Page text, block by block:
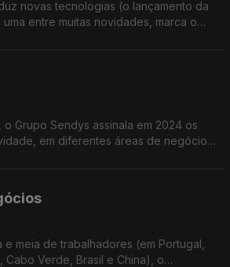
novas tecnologias (o lançamento da
uma entre muitas novidades, marca o
Grupo Sendys assinala em 2024 os
em diferentes áreas de negócios,
e meia de trabalhadores (em Portugal,
Cabo Verde, Brasil e China), o